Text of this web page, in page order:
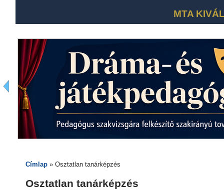
MTA
Címlap» Osztatlan tanárképzés
Osztatlan tanárképzés